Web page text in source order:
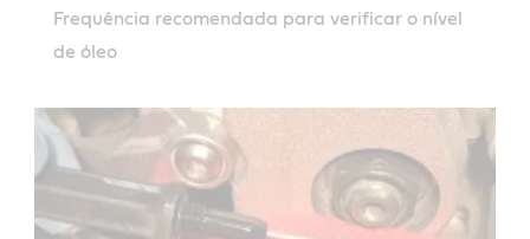
Frequência recomendada para verificar o nível
de óleo